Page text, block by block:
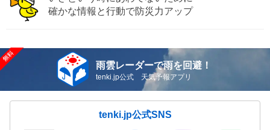
確かな情報と行動で防災力アップ
雨雲レーダーで雨を回避！
tenki.jp公式 天気予報アプリ
tenki.jp公式SNS